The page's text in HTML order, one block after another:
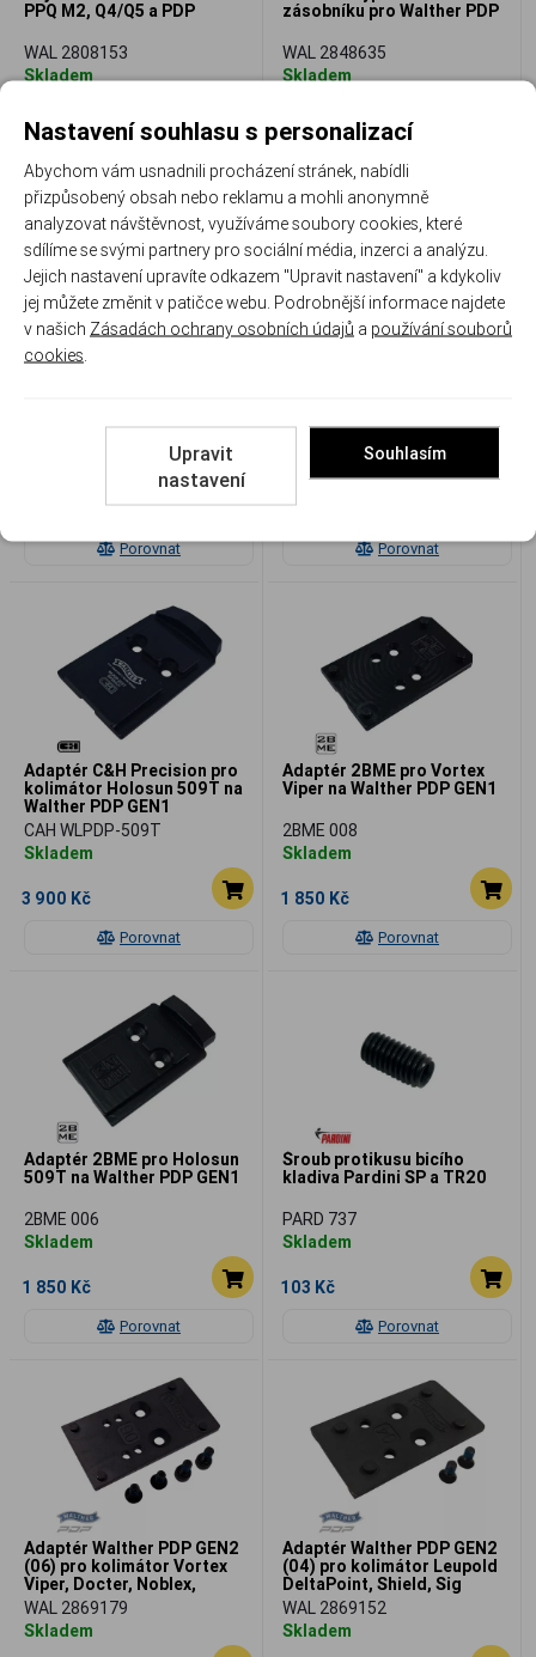
PPQ M2, Q4/Q5 a PDP
WAL 2808153
Skladem
343 Kč
Porovnat
zásobníku pro Walther PDP
WAL 2848635
Skladem
Porovnat
CAH WLPDP-RMRCC
Porovnat
CAH WLPDP2.0-509T
4 480 Kč
Porovnat
Adaptér C&H Precision pro
kolimátor Holosun 509T na
Walther PDP GEN1
CAH WLPDP-509T
Skladem
3 900 Kč
Porovnat
Adaptér 2BME pro Vortex
Viper na Walther PDP GEN1
2BME 008
Skladem
1 850 Kč
Porovnat
Adaptér 2BME pro Holosun
509T na Walther PDP GEN1
2BME 006
Skladem
1 850 Kč
Porovnat
Šroub protikusu bicího
kladiva Pardini SP a TR20
PARD 737
Skladem
103 Kč
Adaptér Walther PDP GEN2
(06) pro kolimátor Vortex
Viper, Docter, Noblex,
Meopta
WAL 2869179
Skladem
Adaptér Walther PDP GEN2
(04) pro kolimátor Leupold
DeltaPoint, Shield, Sig
Romeo Zero
WAL 2869152
Skladem
Nastavení souhlasu s personalizací
Abychom vám usnadnili procházení stránek, nabídli
přizpůsobený obsah nebo reklamu a mohli anonymně
analyzovat návštěvnost, využíváme soubory cookies, které
sdílíme se svými partnery pro sociální média, inzerci a analýzu.
Jejich nastavení upravíte odkazem "Upravit nastavení" a kdykoliv
jej můžete změnit v patičce webu. Podrobnější informace najdete
v našich Zásadách ochrany osobních údajů a používání souborů
cookies
Upravit
nastavení
Souhlasím